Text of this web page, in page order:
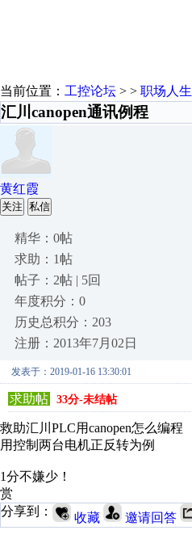
当前位置： 工控论坛 > > 职场人生
汇川canopen通讯例程
黄红霞
关注 私信
精华：0帖
求助：1帖
帖子：2帖 | 5回
年度积分：0
历史总积分：203
注册：2013年7月02日
发表于：2019-01-16 13:30:01
求助帖 33分-未结帖
救助汇川PLC用canopen怎么编程
用控制两台电机正反转为例
1分不嫌少！
赏
分享到：
收藏 邀请回答